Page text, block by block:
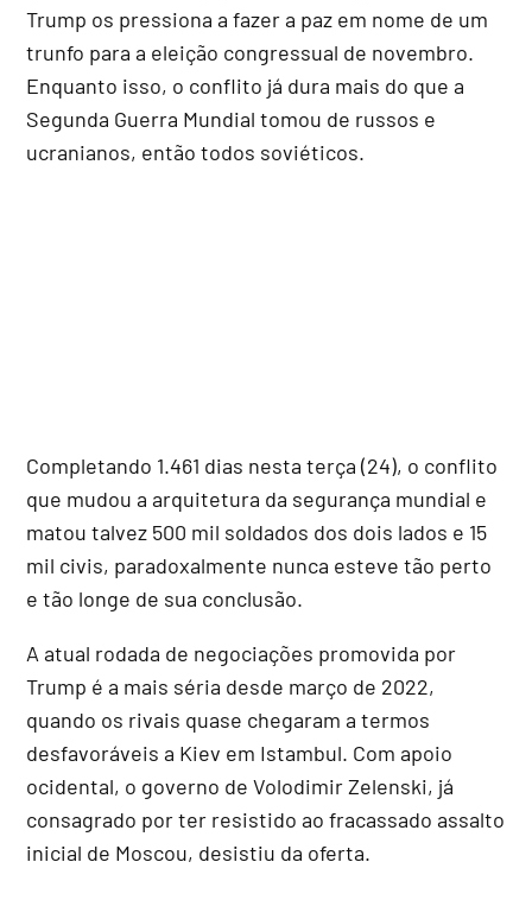
Trump os pressiona a fazer a paz em nome de um
trunfo para a eleição congressual de novembro.
Enquanto isso, o conflito já dura mais do que a
Segunda Guerra Mundial tomou de russos e
ucranianos, então todos soviéticos.
Completando 1.461 dias nesta terça (24), o conflito
que mudou a arquitetura da segurança mundial e
matou talvez 500 mil soldados dos dois lados e 15
mil civis, paradoxalmente nunca esteve tão perto
e tão longe de sua conclusão.
A atual rodada de negociações promovida por
Trump é a mais séria desde março de 2022,
quando os rivais quase chegaram a termos
desfavoráveis a Kiev em Istambul. Com apoio
ocidental, o governo de Volodimir Zelenski, já
consagrado por ter resistido ao fracassado assalto
inicial de Moscou, desistiu da oferta.